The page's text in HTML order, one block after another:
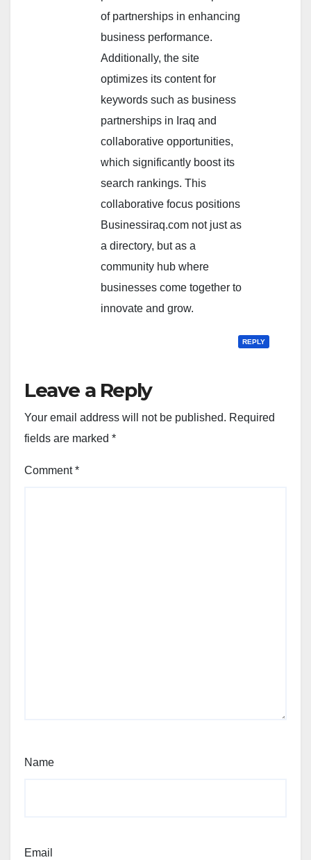
of partnerships in enhancing
business performance.
Additionally, the site
optimizes its content for
keywords such as business
partnerships in Iraq and
collaborative opportunities,
which significantly boost its
search rankings. This
collaborative focus positions
Businessiraq.com not just as
a directory, but as a
community hub where
businesses come together to
innovate and grow.
REPLY
Leave a Reply
Your email address will not be published. Required
fields are marked *
Comment*
Name
Email